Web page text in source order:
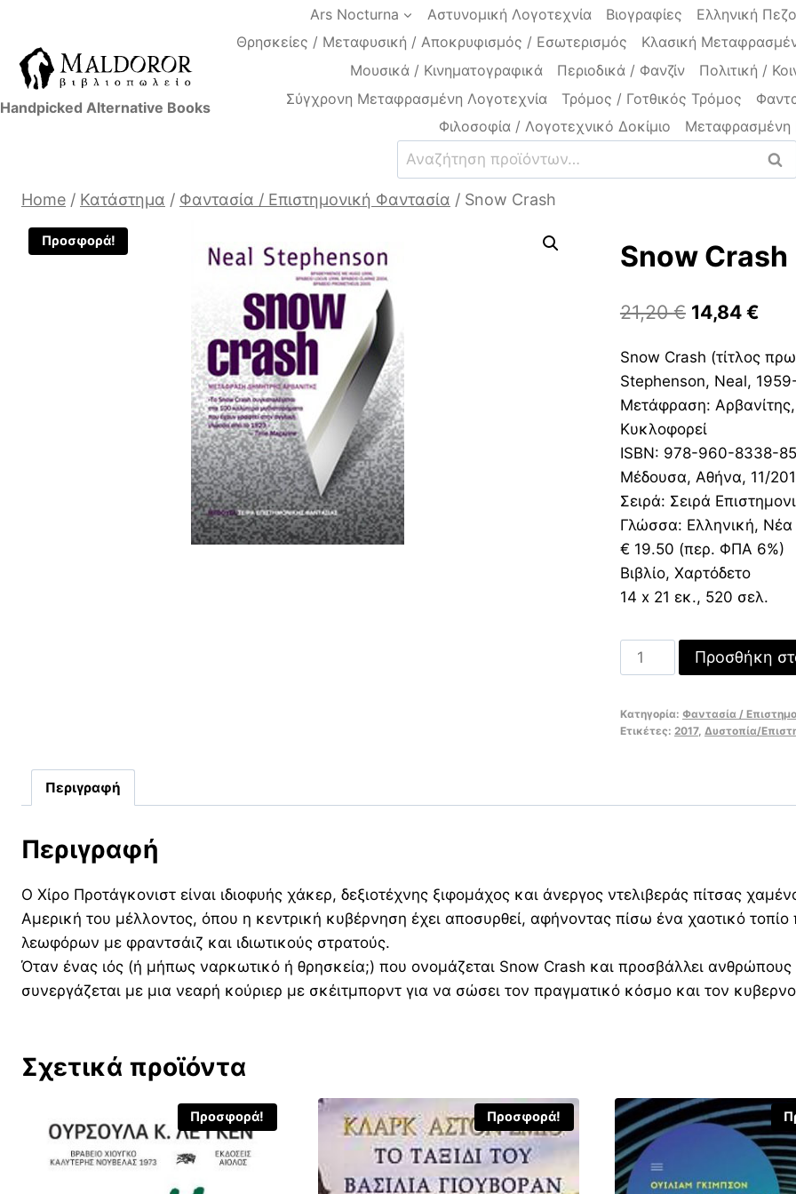
content
Handpicked Alternative Books
Ars Nocturna Αστυνομική Λογοτεχνία Βιογραφίες Ελληνική
Θρησκείες / Μεταφυσική / Αποκρυφισμός / Εσωτερισμός
Κλασική
Μουσικά / Κινηματογραφικά
Περιοδικά / Φανζίν
Πολιτική /
Σύγχρονη Μεταφρασμένη Λογοτεχνία
Τρόμος / Γοτθικός Τρόμος
Φιλοσοφία / Λογοτεχνικό Δοκίμιο
Μεταφρασμένη
Αναζήτηση
για:
Home / Κατάστημα / Φαντασία / Επιστημονική Φαντασία / Snow Crash
Προσφορά! Snow Crash
21,20€ Original
was:
21,20 €.
14,84€Η
τιμή
Snow Crash (τίτλος
Stephenson, Neal,
Μετάφραση:
Κυκλοφορεί
ISBN: 978-960-8338-
Μέδουσα, Αθήνα, 11/
Σειρά: Σειρά
Γλώσσα: Ελληνική, Νέα
€ 19.50 (περ. ΦΠΑ 6%)
Βιβλίο, Χαρτόδετο
14 x 21 εκ., 520 σελ.
Snow
Crash
Προσθήκη
Κατηγορία: Φαντασία /
Ετικέτες: 2017, Δυστοπία/
Περιγραφή
Περιγραφή
Ο Χίρο Προτάγκονιστ είναι ιδιοφυής χάκερ, δεξιοτέχνης ξιφομάχος και άνεργος ντελιβεράς πίτσας
Αμερική του μέλλοντος, όπου η κεντρική κυβέρνηση έχει αποσυρθεί, αφήνοντας πίσω ένα χαοτικό
λεωφόρων με φραντσάιζ και ιδιωτικούς στρατούς.
Όταν ένας ιός (ή μήπως ναρκωτικό ή θρησκεία;) που ονομάζεται Snow Crash και προσβάλλει ανθρώπους
συνεργάζεται με μια νεαρή κούριερ με σκέιτμπορντ για να σώσει τον πραγματικό κόσμο και τον
Σχετικά προϊόντα
Προσφορά! Προσφορά!